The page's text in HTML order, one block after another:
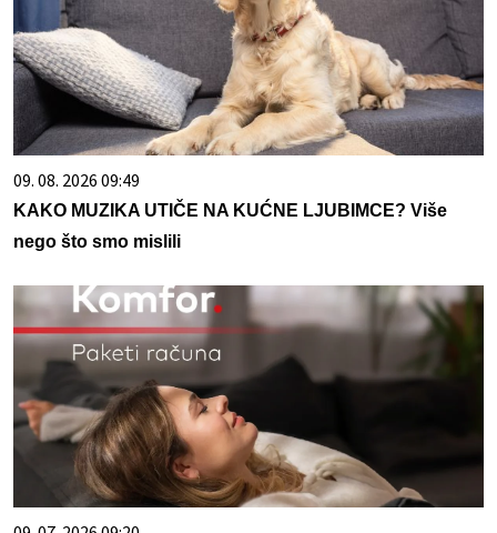
09. 08. 2026 09:49
KAKO MUZIKA UTIČE NA KUĆNE LJUBIMCE? Više
nego što smo mislili